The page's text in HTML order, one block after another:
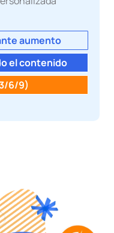
aumento
el contenido
6/9)